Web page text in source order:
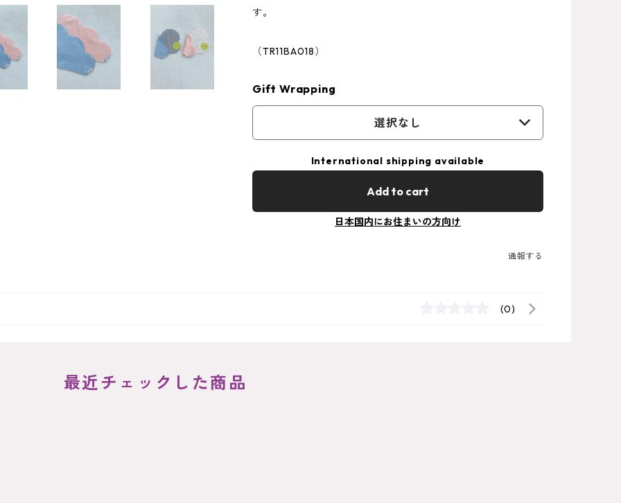
す。
（TR11BA018）
Gift Wrapping
選択なし
International shipping available
Add to cart
日本国内にお住まいの方向け
通報する
(0)
最近チェックした商品